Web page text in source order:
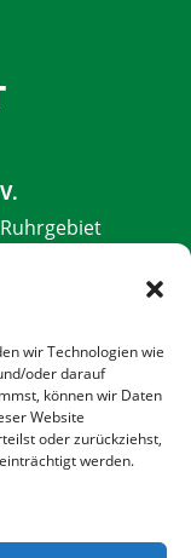
wir Technologien wie
oder darauf
können wir Daten
Website
oder zurückziehst,
werden.